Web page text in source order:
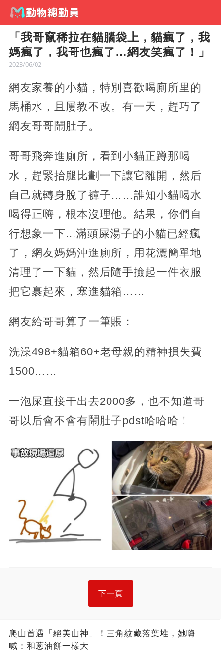
「我哥竄稀拉在貓腦袋上，貓瘋了，我
媽瘋了，我哥也瘋了…網友笑瘋了！」
2023/06/02
網友家養的小貓，特別喜歡喝廁所里的
馬桶水，且屢教不改。有一天，趕巧了
網友哥哥鬧肚子。
哥哥飛奔進廁所，看到小貓正蹲那喝
水，趕緊抬腿比劃一下讓它離開，然后
自己就轉身脫了褲子……誰知小貓喝水
喝得正嗨，根本沒理他。結果，你們自
行想象一下...滿頭屎湯子的小貓已經瘋
了，網友媽媽沖進廁所，用花灑簡單地
清理了一下貓，然后隨手撿起一件衣服
把它裹起來，塞進貓箱……
網友給哥哥算了一筆賬：
洗澡498+貓箱60+老母親的精神損失費
1500……
一泡屎直接干出去2000多，也不知道哥
哥以后會不會有鬧肚子pdst哈哈哈！
下一頁
爬山首遇「絕美山神」！三角紋藏落葉堆，她嗨
喊：和蔥油餅一樣大